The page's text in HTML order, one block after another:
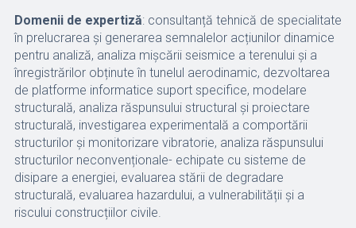
Domenii de expertiză: consultanță tehnică de specialitate
în prelucrarea și generarea semnalelor acțiunilor dinamice
pentru analiză, analiza mișcării seismice a terenului și a
înregistrărilor obținute în tunelul aerodinamic, dezvoltarea
de platforme informatice suport specifice, modelare
structurală, analiza răspunsului structural și proiectare
structurală, investigarea experimentală a comportării
structurilor și monitorizare vibratorie, analiza răspunsului
structurilor neconvenționale- echipate cu sisteme de
disipare a energiei, evaluarea stării de degradare
structurală, evaluarea hazardului, a vulnerabilității și a
riscului construcțiilor civile.